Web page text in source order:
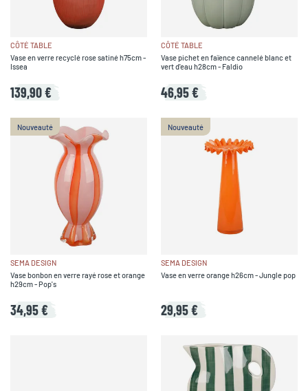
CÔTÉ TABLE
Vase en verre recyclé rose satiné h75cm -
Issea
139,90 €
CÔTÉ TABLE
Vase pichet en faïence cannelé blanc et
vert d'eau h28cm - Faldio
46,95 €
Nouveauté
SEMA DESIGN
Vase bonbon en verre rayé rose et orange
h29cm - Pop's
34,95 €
Nouveauté
SEMA DESIGN
Vase en verre orange h26cm - Jungle pop
29,95 €